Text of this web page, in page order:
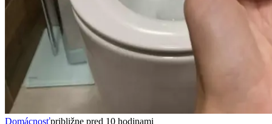
Domácnosťpribližne pred 10 hodinami